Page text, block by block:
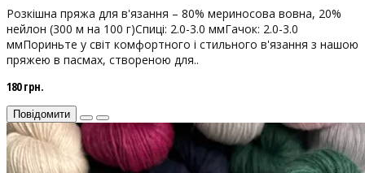
Розкішна пряжа для в'язання – 80% мериносова вовна, 20%
нейлон (300 м на 100 г)Спиці: 2.0-3.0 ммГачок: 2.0-3.0
ммПориньте у світ комфортного і стильного в'язання з нашою
пряжею в пасмах, створеною для..
180 грн.
Повідомити